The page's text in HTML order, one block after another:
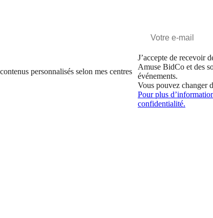
personnalisés selon mes centres
J’accepte de recevoir
Amuse BidCo et des
événements.
Vous pouvez changer
Pour plus
confidentialité.